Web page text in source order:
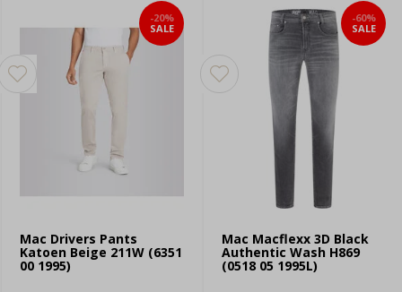
Mac Drivers Pants
Katoen Beige 211W (6351
00 1995)
-20%
SALE
Mac Macflexx 3D Black
Authentic Wash H869
(0518 05 1995L)
-60%
SALE